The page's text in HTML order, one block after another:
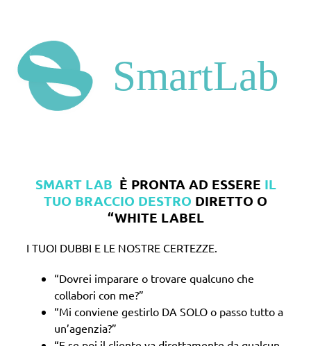
SMART LAB È PRONTA AD ESSERE IL
TUO BRACCIO DESTRO DIRETTO O
“WHITE LABEL
I TUOI DUBBI E LE NOSTRE CERTEZZE.
“Dovrei imparare o trovare qualcuno che
collabori con me?”
“Mi conviene gestirlo DA SOLO o passo tutto a
un’agenzia?”